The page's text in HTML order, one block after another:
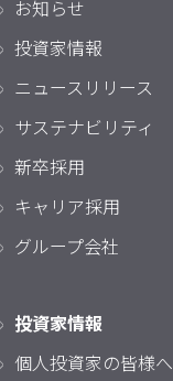
お知らせ
投資家情報
ニュースリリース
サステナビリティ
新卒採用
キャリア採用
グループ会社
投資家情報
個人投資家の皆様へ